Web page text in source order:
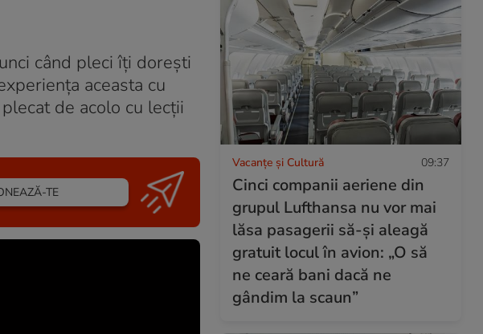
când pleci îți dorești
aceasta cu
de acolo cu lecții
TE
Vacanțe și Cultură 09:37
Cinci companii aeriene din
grupul Lufthansa nu vor mai
lăsa pasagerii să-și aleagă
gratuit locul în avion: „O să
ne ceară bani dacă ne
gândim la scaun”